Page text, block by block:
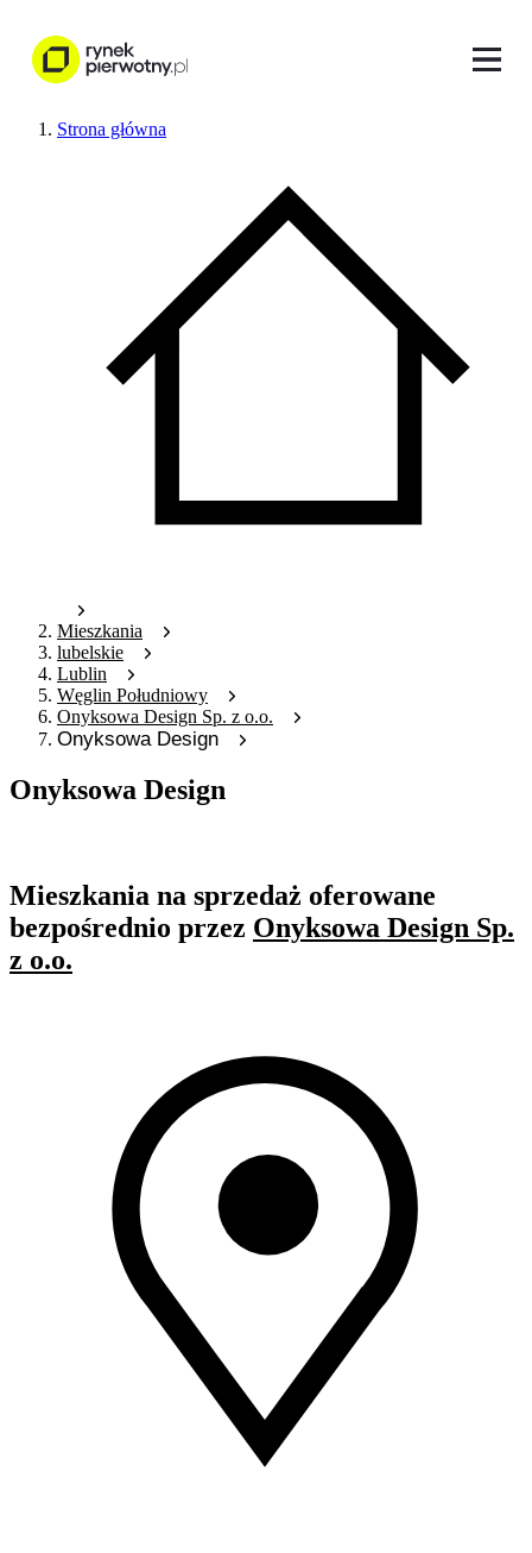
Strona główna
Mieszkania
lubelskie
Lublin
Węglin Południowy
Onyksowa Design Sp. z o.o.
Onyksowa Design
Onyksowa Design
Mieszkania na sprzedaż oferowane
bezpośrednio przez Onyksowa Design Sp.
z o.o.